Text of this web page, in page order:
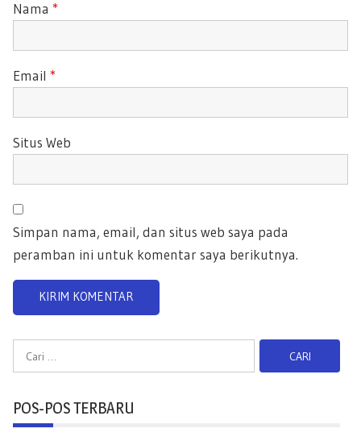
Nama *
Email *
Situs Web
Simpan nama, email, dan situs web saya pada
peramban ini untuk komentar saya berikutnya.
a
POS-POS TERBARU